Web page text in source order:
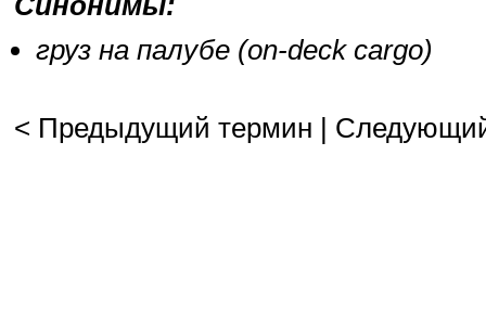
груз на палубе (on-deck cargo)
< Предыдущий термин |